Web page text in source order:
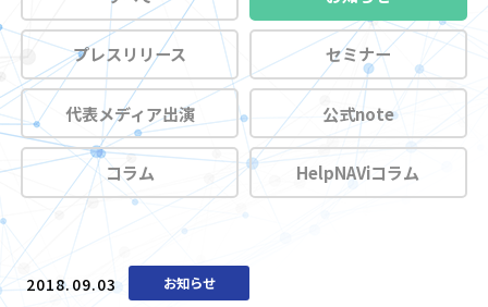
プレスリリース セミナー
代表メディア出演 公式note
コラム HelpNAViコラム
2018.09.03 お知らせ